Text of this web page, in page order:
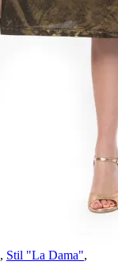
, Stil "La Dama",